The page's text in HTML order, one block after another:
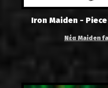
Iron Maiden -
Νέα Maiden